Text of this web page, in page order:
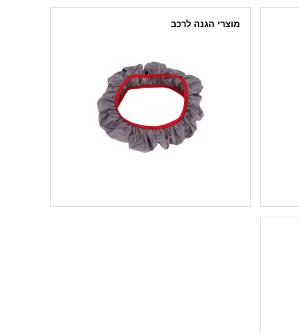
מוצרי הגנה לרכב